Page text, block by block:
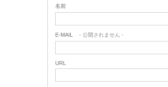
名前
E-MAIL - 公開されません -
URL